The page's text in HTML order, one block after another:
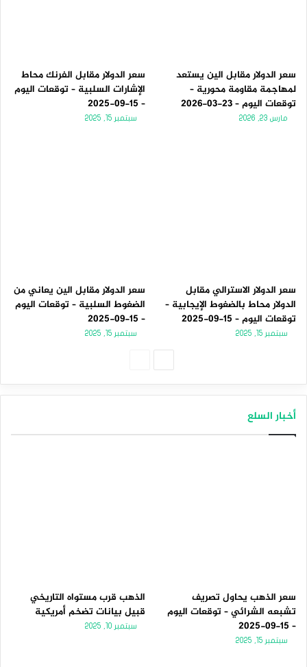
سعر الدولار مقابل الين يستعد
لمهاجمة مقاومة محورية –
توقعات اليوم – 23-03-2026
مارس 23, 2026
سعر الدولار مقابل الفرنك محاط
الإشارات السلبية – توقعات اليوم
– 15-09-2025
سبتمبر 15, 2025
سعر الدولار الاسترالي مقابل
الدولار محاط بالضغوط الإيجابية –
توقعات اليوم – 15-09-2025
سبتمبر 15, 2025
سعر الدولار مقابل الين يعاني من
الضغوط السلبية – توقعات اليوم
– 15-09-2025
سبتمبر 15, 2025
أخبار السلع
سعر الذهب يحاول تصريف
تشبعه الشرائي – توقعات اليوم
– 15-09-2025
سبتمبر 15, 2025
الذهب قرب مستواه التاريخي
قبيل بيانات تضخم أمريكية
سبتمبر 10, 2025